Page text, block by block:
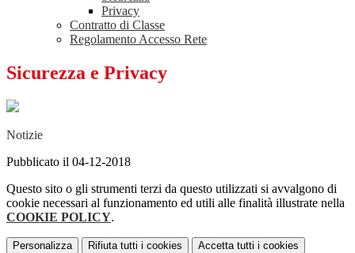
Privacy
Contratto di Classe
Regolamento Accesso Rete
Sicurezza e Privacy
Notizie
Pubblicato il 04-12-2018
Questo sito o gli strumenti terzi da questo utilizzati si avvalgono di
cookie necessari al funzionamento ed utili alle finalità illustrate nella
COOKIE POLICY.
Personalizza Rifiuta tutti i cookies Accetta tutti i cookies